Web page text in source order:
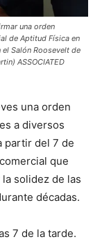
una orden
de Aptitud Física en
Salón Roosevelt de
ASSOCIATED
una orden
a diversos
partir del 7 de
que
solidez de las
décadas.
7 de la tarde.